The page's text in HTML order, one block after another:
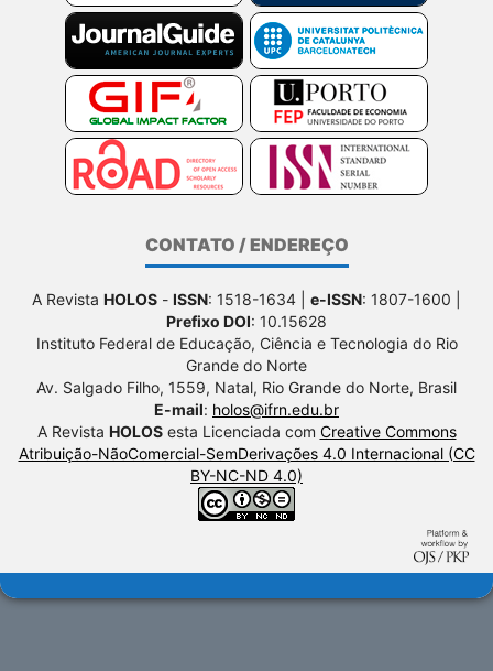
CONTATO / ENDEREÇO
A Revista HOLOS - ISSN: 1518-1634 | e-ISSN: 1807-1600 |
Prefixo DOI: 10.15628
Instituto Federal de Educação, Ciência e Tecnologia do Rio
Grande do Norte
Av. Salgado Filho, 1559, Natal, Rio Grande do Norte, Brasil
E-mail: holos@ifrn.edu.br
A Revista HOLOSesta Licenciada com Creative Commons
Atribuição-NãoComercial-SemDerivações 4.0 Internacional (CC
BY-NC-ND 4.0)